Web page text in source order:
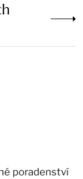
poradenství